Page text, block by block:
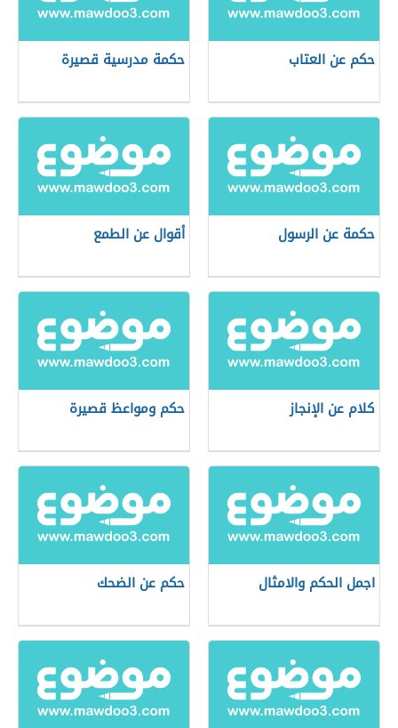
حكم عن العتاب حكمة مدرسية قصيرة
حكمة عن الرسول أقوال عن الطمع
كلام عن الإنجاز حكم ومواعظ قصيرة
اجمل الحكم والامثال حكم عن الضحك